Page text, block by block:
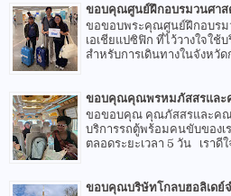
ขอบคุณศูนย์ฝึกอบรมวนศา
ขอขอบพระคุณศูนย์ฝึกอบร
เอเชียแปซิฟิก ที่ไว้วางใจใช้
สำหรับการเดินทางในจังหวัด
ขอบคุณคุณพรหมภัสสรและ
ขอขอบคุณ คุณภัสสรและคณะ
บริการรถตู้พร้อมคนขับของเ
ตลอดระยะเวลา 5 วัน เราดีใ
ขอบคุณบริษัทโกลบฮอลิเดย์